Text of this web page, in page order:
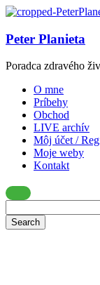
Peter Planieta
Poradca zdravého
O mne
Príbehy
Obchod
LIVE archív
Môj účet /
Moje weby
Kontakt